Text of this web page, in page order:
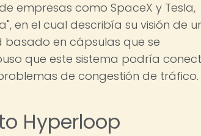
empresas como SpaceX y Tesla,
en el cual describía su visión de
en cápsulas que se
que este sistema podría
de congestión de tráfico.
Hyperloop